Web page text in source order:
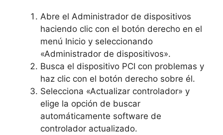
Abre el Administrador‍ de dispositivos
haciendo​ clic con el botón derecho en ⁤el‍
menú Inicio y seleccionando
«Administrador de dispositivos».
Busca ​el ‌dispositivo PCI con problemas y⁣
haz clic ‌con el⁤ botón derecho sobre él.
Selecciona «Actualizar controlador» ⁣y
elige la opción de buscar
automáticamente software de
controlador actualizado.